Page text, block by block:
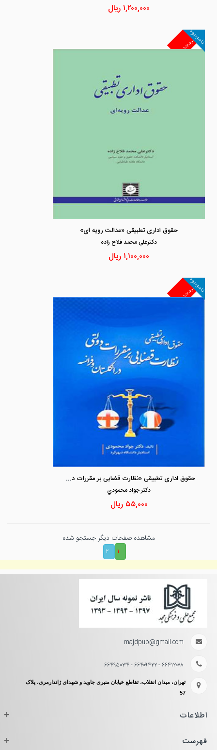
۱,۲۰۰,۰۰۰ ریال
غیرمجد
ناموجود
حقوق اداری تطبیقی «عدالت رویه ای»
دكترعلي محمد فلاح زاده
۱,۱۰۰,۰۰۰ ریال
غیرمجد
ناموجود
حقوق اداری تطبیقی «نظارت قضایی بر مقررات دولتی در انگلستان و فرانسه»
دكتر جواد محمودي
۵۵,۰۰۰ ریال
مشاهده صفحات دیگر جستجو شده
۱
۲
majdpub@gmail.com
۶۶۴۱۲۰۷۸ - ۶۶۴۰۹۴۲۲ - ۶۶۴۹۵۰۳۴
تهران، میدان انقلاب، تقاطع خیابان منیری جاوید و شهدای ژاندارمری، پلاک
57
اطلاعات +
فهرست +